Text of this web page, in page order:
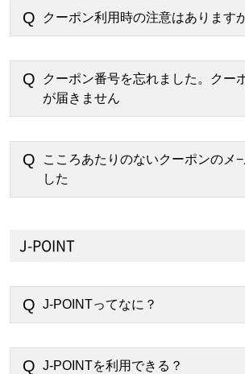
クーポン利用時の注意はあります
クーポン番号を忘れました。クー
が届きません
こころあたりのないクーポンのメ−
した
J-POINT
J-POINTってなに？
J-POINTを利用できる？